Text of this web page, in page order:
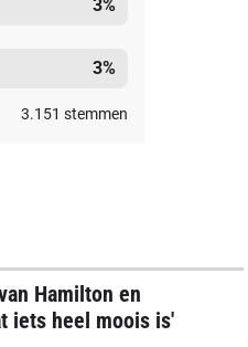
3%
3%
3.151 stemmen
Hamilton en
iets heel moois is'